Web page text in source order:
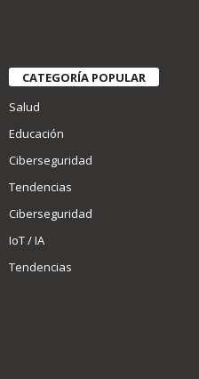
CATEGORÍA POPULAR
Salud
Educación
Ciberseguridad
Tendencias
Ciberseguridad
IoT / IA
Tendencias